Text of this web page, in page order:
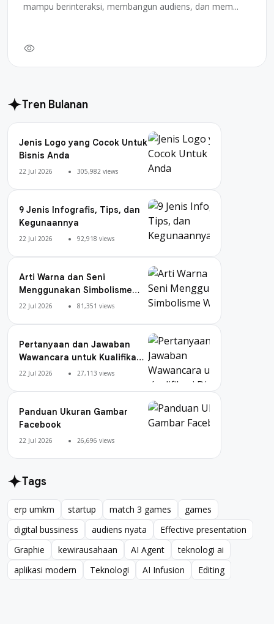
mampu berinteraksi, membangun audiens, dan mem...
Tren Bulanan
Jenis Logo yang Cocok Untuk
Bisnis Anda
22 Jul 2026 305,982 views
9 Jenis Infografis, Tips, dan
Kegunaannya
22 Jul 2026 92,918 views
Arti Warna dan Seni
Menggunakan Simbolisme
Warna
22 Jul 2026 81,351 views
Pertanyaan dan Jawaban
Wawancara untuk Kualifikasi
Digital Marketing
22 Jul 2026 27,113 views
Panduan Ukuran Gambar
Facebook
22 Jul 2026 26,696 views
Tags
erp umkm
erp umkm
startup
startup
match 3 games
match 3 games
games
games
digital bussiness
digital bussiness
audiens nyata
audiens nyata
Effective presentation
Effective presentation
Graphie
Graphie
kewirausahaan
kewirausahaan
AI Agent
AI Agent
teknologi ai
teknologi ai
aplikasi modern
aplikasi modern
Teknologi
Teknologi
AI Infusion
AI Infusion
Editing
Editing